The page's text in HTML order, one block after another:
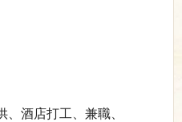
酒店打工、兼職、